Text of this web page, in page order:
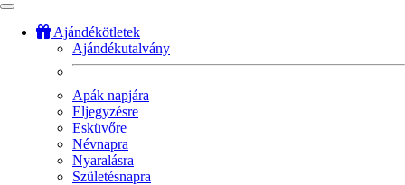
Ajándékötletek
Ajándékutalvány
Apák napjára
Eljegyzésre
Esküvőre
Névnapra
Nyaralásra
Születésnapra